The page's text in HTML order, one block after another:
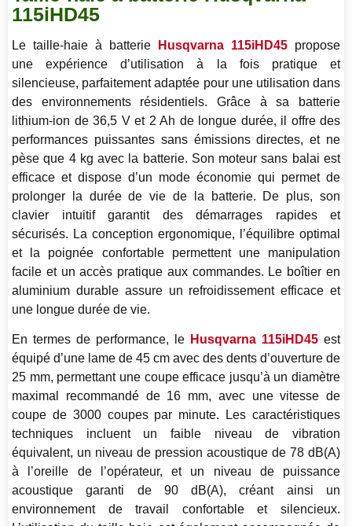
115iHD45
Le taille-haie à batterie Husqvarna 115iHD45 propose
une expérience d’utilisation à la fois pratique et
silencieuse, parfaitement adaptée pour une utilisation dans
des environnements résidentiels. Grâce à sa batterie
lithium-ion de 36,5 V et 2 Ah de longue durée, il offre des
performances puissantes sans émissions directes, et ne
pèse que 4 kg avec la batterie. Son moteur sans balai est
efficace et dispose d’un mode économie qui permet de
prolonger la durée de vie de la batterie. De plus, son
clavier intuitif garantit des démarrages rapides et
sécurisés. La conception ergonomique, l’équilibre optimal
et la poignée confortable permettent une manipulation
facile et un accès pratique aux commandes. Le boîtier en
aluminium durable assure un refroidissement efficace et
une longue durée de vie.
En termes de performance, le Husqvarna 115iHD45 est
équipé d’une lame de 45 cm avec des dents d’ouverture de
25 mm, permettant une coupe efficace jusqu’à un diamètre
maximal recommandé de 16 mm, avec une vitesse de
coupe de 3000 coupes par minute. Les caractéristiques
techniques incluent un faible niveau de vibration
équivalent, un niveau de pression acoustique de 78 dB(A)
à l’oreille de l’opérateur, et un niveau de puissance
acoustique garanti de 90 dB(A), créant ainsi un
environnement de travail confortable et silencieux.